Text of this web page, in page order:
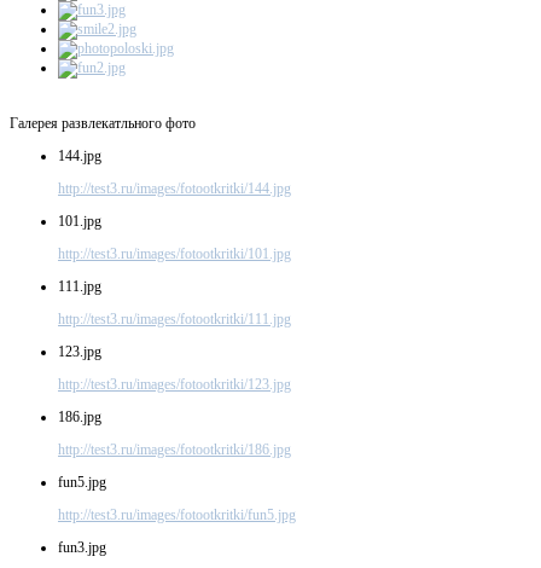
Галерея развлекатльного фото
144.jpg
http://test3.ru/images/fotootkritki/144.jpg
101.jpg
http://test3.ru/images/fotootkritki/101.jpg
111.jpg
http://test3.ru/images/fotootkritki/111.jpg
123.jpg
http://test3.ru/images/fotootkritki/123.jpg
186.jpg
http://test3.ru/images/fotootkritki/186.jpg
fun5.jpg
http://test3.ru/images/fotootkritki/fun5.jpg
fun3.jpg